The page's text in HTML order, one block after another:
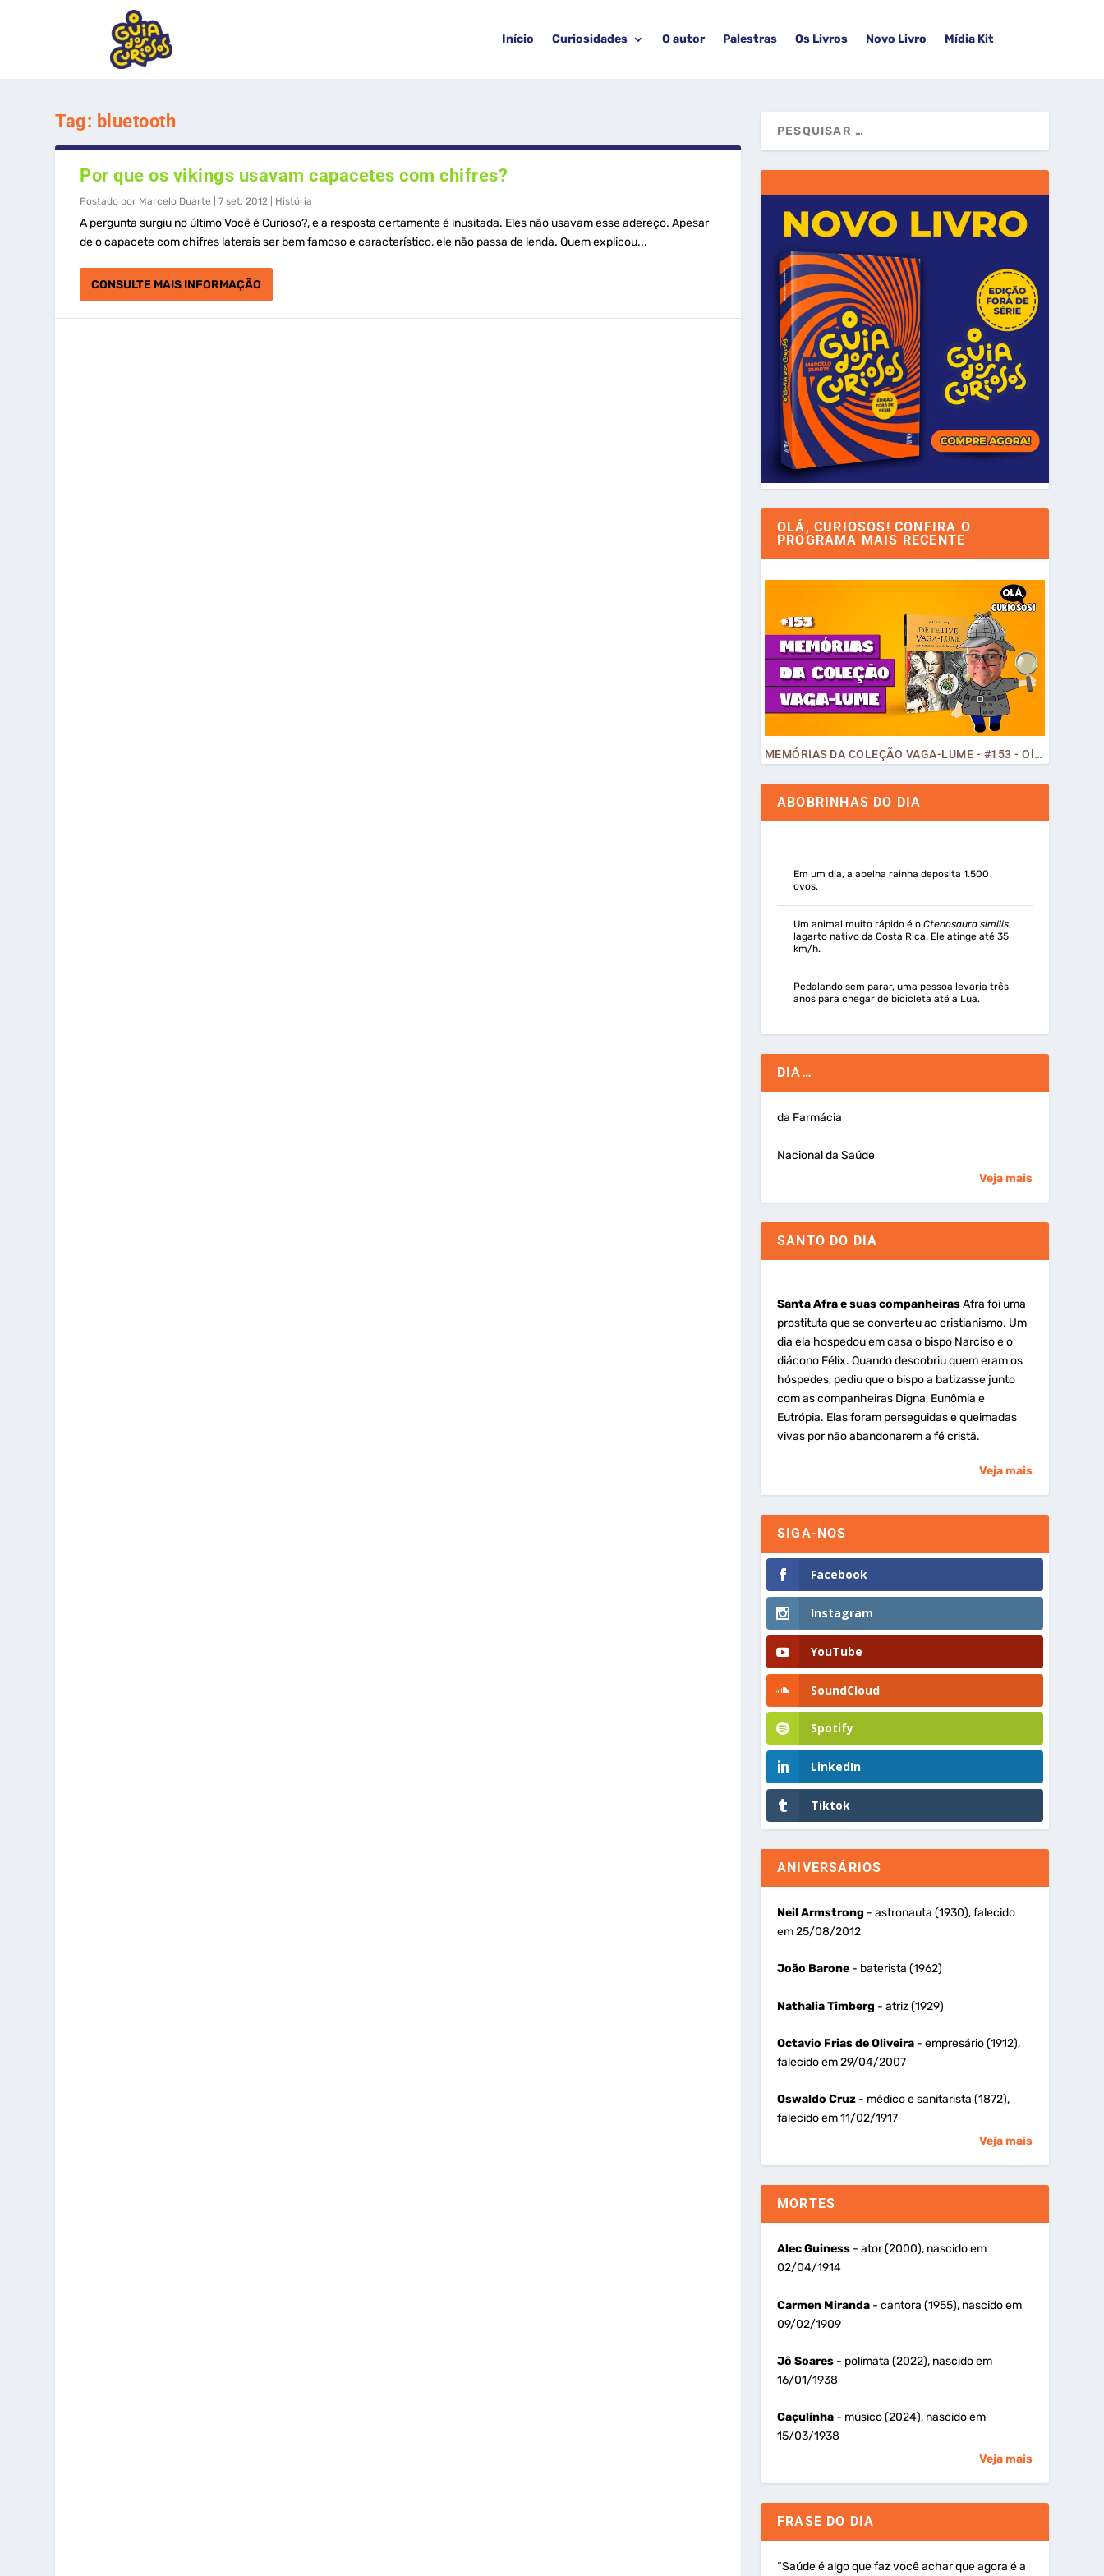
Início Curiosidades O autor Palestras Os Livros Novo Livro Mídia Kit
Tag: bluetooth
Por que os vikings usavam capacetes com chifres?
Postado por Marcelo Duarte |7 set, 2012 História
A pergunta surgiu no último Você é Curioso?, e a resposta certamente é inusitada. Eles não usavam esse adereço. Apesar
de o capacete com chifres laterais ser bem famoso e característico, ele não passa de lenda. Quem explicou...
CONSULTE MAIS INFORMAÇÃO
OLÁ, CURIOSOS! CONFIRA O
PROGRAMA MAIS RECENTE
MEMÓRIAS DA COLEÇÃO VAGA-LUME - #153 - Olá, Curiosos! 2023
ABOBRINHAS DO DIA
Em um dia, a abelha rainha deposita 1.500
ovos.
Um animal muito rápido é o Ctenosaura similis,
lagarto nativo da Costa Rica. Ele atinge até 35
km/h.
Pedalando sem parar, uma pessoa levaria três
anos para chegar de bicicleta até a Lua.
DIA…
da Farmácia
Nacional da Saúde
Veja mais
SANTO DO DIA
Santa Afra e suas companheirasAfra foi uma
prostituta que se converteu ao cristianismo. Um
dia ela hospedou em casa o bispo Narciso e o
diácono Félix. Quando descobriu quem eram os
hóspedes, pediu que o bispo a batizasse junto
com as companheiras Digna, Eunômia e
Eutrópia. Elas foram perseguidas e queimadas
vivas por não abandonarem a fé cristã.
Veja mais
SIGA-NOS
Facebook
Instagram
YouTube
SoundCloud
Spotify
LinkedIn
Tiktok
ANIVERSÁRIOS
Neil Armstrong - astronauta (1930), falecido
em 25/08/2012
João Barone- baterista (1962)
Nathalia Timberg - atriz (1929)
Octavio Frias de Oliveira- empresário (1912),
falecido em 29/04/2007
Oswaldo Cruz- médico e sanitarista (1872),
falecido em 11/02/1917
Veja mais
MORTES
Alec Guiness- ator (2000), nascido em
02/04/1914
Carmen Miranda- cantora (1955), nascido em
09/02/1909
Jô Soares- polímata (2022), nascido em
16/01/1938
Caçulinha- músico (2024), nascido em
15/03/1938
Veja mais
FRASE DO DIA
“Saúde é algo que faz você achar que agora é a